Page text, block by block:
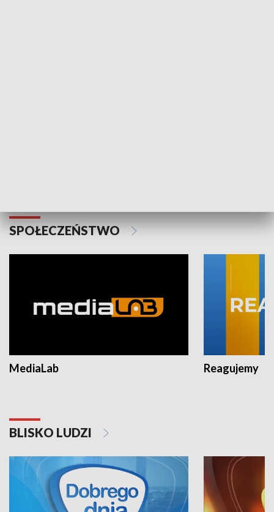
SPOŁECZEŃSTWO
MediaLab Reagujemy
BLISKO LUDZI